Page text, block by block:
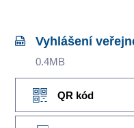
Vyhlášení
0.4MB
QR kód